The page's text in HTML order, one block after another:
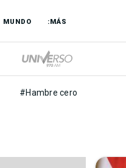
MUNDO :MÁS
#Hambre cero